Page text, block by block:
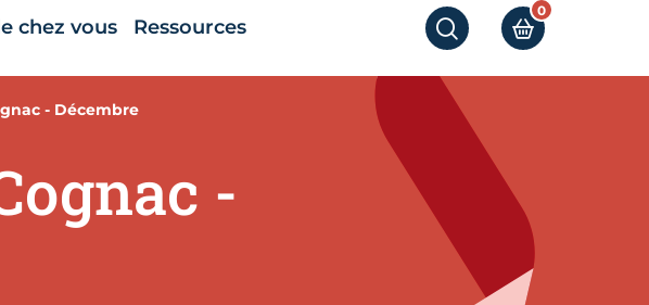
RECHERCHERMON PANIER
0
chez vous Ressources
- Décembre
-